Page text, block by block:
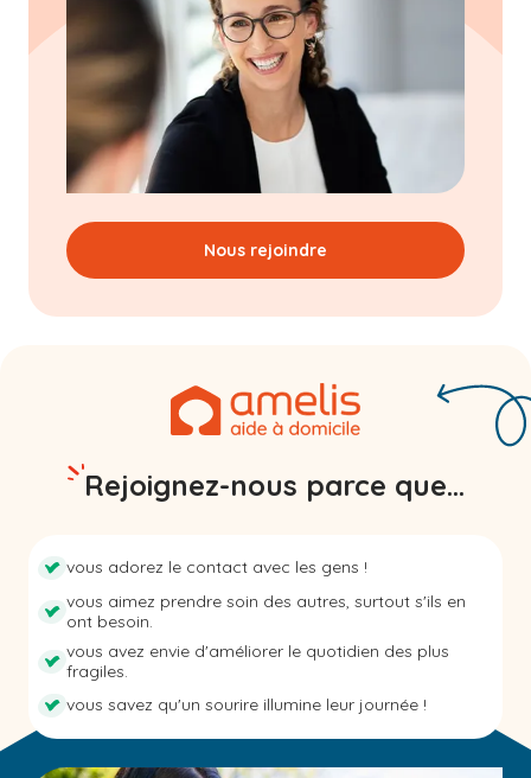
Nous rejoindre
Rejoignez-nous parce que...
vous adorez le contact avec les gens !
vous aimez prendre soin des autres, surtout s'ils en
ont besoin.
vous avez envie d'améliorer le quotidien des plus
fragiles.
vous savez qu'un sourire illumine leur journée !